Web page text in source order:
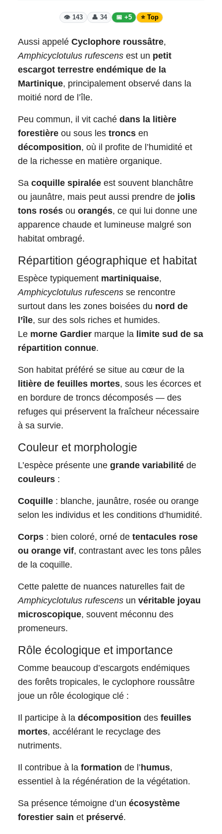
👁️ 143 👤 34 📅 +5 ⭐ Top
Aussi appelé Cyclophore roussâtre,
Amphicyclotulus rufescens est un petit
escargot terrestre endémique de la
Martinique, principalement observé dans la
moitié nord de l’île.
Peu commun, il vit caché dans la litière
forestière ou sous les troncs en
décomposition, où il profite de l’humidité et
de la richesse en matière organique.
Sa coquille spiralée est souvent blanchâtre
ou jaunâtre, mais peut aussi prendre de jolis
tons rosés ou orangés, ce qui lui donne une
apparence chaude et lumineuse malgré son
habitat ombragé.
Répartition géographique et habitat
Espèce typiquement martiniquaise,
Amphicyclotulus rufescens se rencontre
surtout dans les zones boisées du nord de
l’île, sur des sols riches et humides.
Le morne Gardier marque la limite sud de sa
répartition connue.
Son habitat préféré se situe au cœur de la
litière de feuilles mortes, sous les écorces et
en bordure de troncs décomposés — des
refuges qui préservent la fraîcheur nécessaire
à sa survie.
Couleur et morphologie
L’espèce présente une grande variabilité de
couleurs :
Coquille : blanche, jaunâtre, rosée ou orange
selon les individus et les conditions d’humidité.
Corps : bien coloré, orné de tentacules rose
ou orange vif, contrastant avec les tons pâles
de la coquille.
Cette palette de nuances naturelles fait de
Amphicyclotulus rufescens un véritable joyau
microscopique, souvent méconnu des
promeneurs.
Rôle écologique et importance
Comme beaucoup d’escargots endémiques
des forêts tropicales, le cyclophore roussâtre
joue un rôle écologique clé :
Il participe à la décomposition des feuilles
mortes, accélérant le recyclage des
nutriments.
Il contribue à la formation de l’ humus,
essentiel à la régénération de la végétation.
Sa présence témoigne d’un écosystème
forestier sain et préservé.